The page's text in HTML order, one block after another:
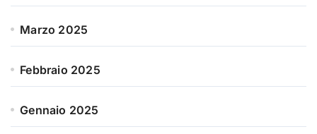
Marzo 2025
Febbraio 2025
Gennaio 2025